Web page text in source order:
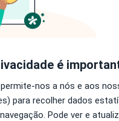
Universitário de
é
nos a nós e aos
para recolher dados
Pode ver e